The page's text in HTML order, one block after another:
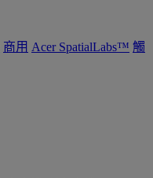
商用 Acer SpatialLabs™ 觸